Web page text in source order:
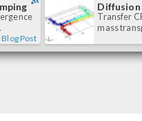
Blog Post
Transfer
mass